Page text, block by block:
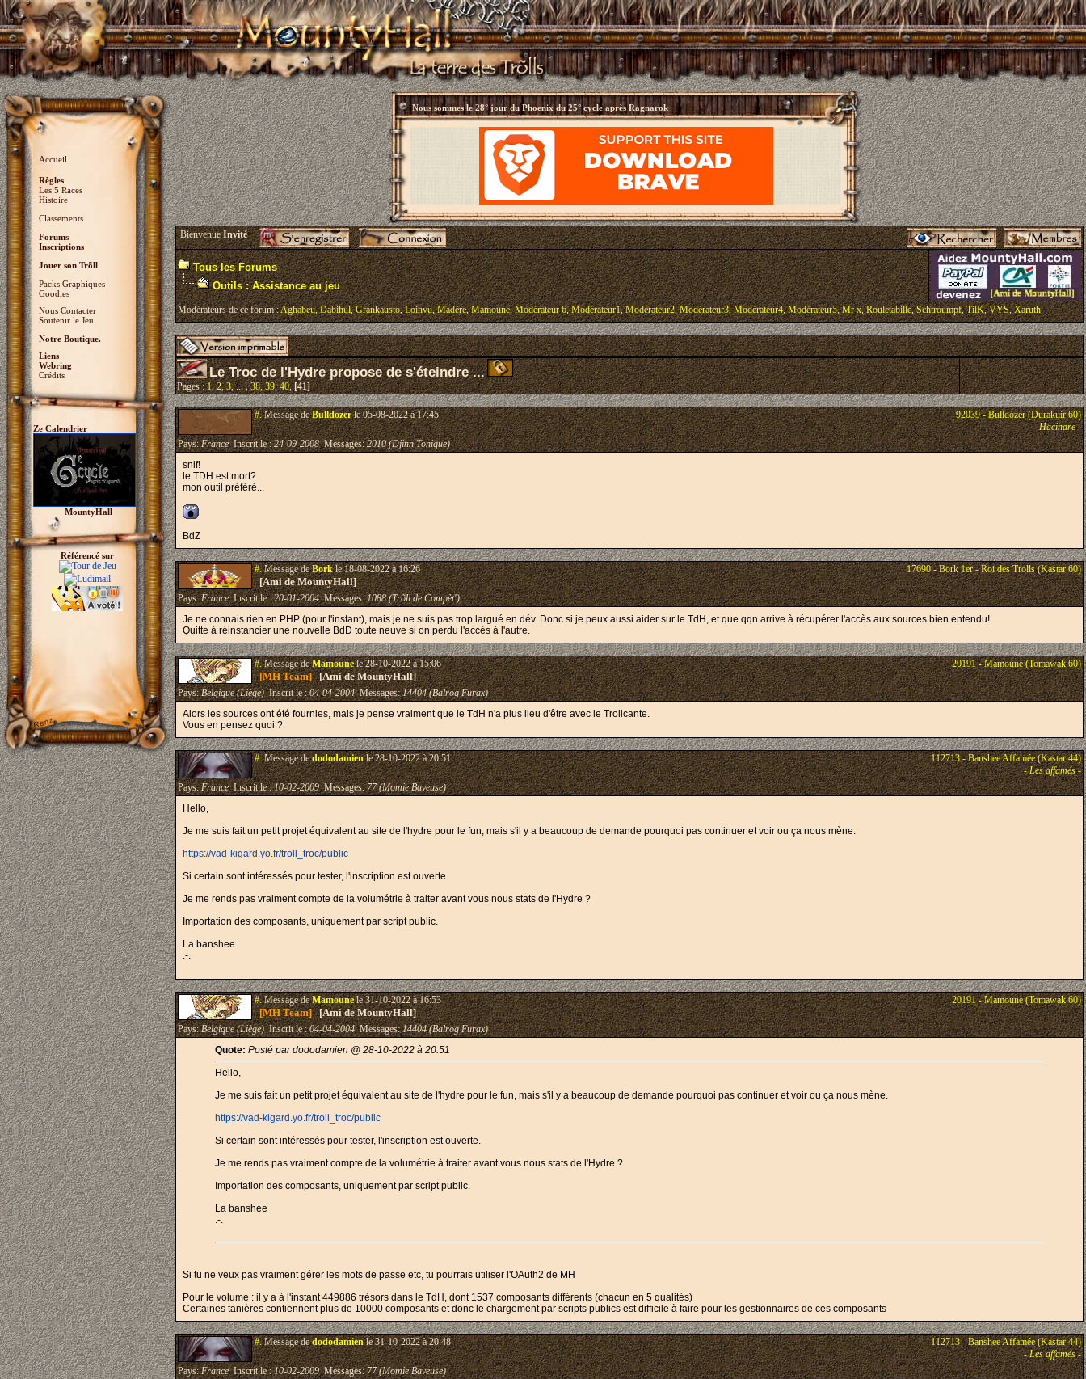
Accueil
Règles
Les 5 Races
Histoire
Classements
Forums
Inscriptions
Jouer son Trõll
Packs Graphiques
Goodies
Nous Contacter
Soutenir le Jeu.
Notre Boutique.
Liens
Webring
Crédits
Ze Calendrier
MountyHall
Référencé sur
Nous sommes le28° jour du Phoenix du 25° cycle après Ragnarok
BienvenueInvité
Tous les Forums
Outils : Assistance au jeu
Modérateurs de ce forum :Aghabeu,Dabihul,Grankausto,Loinvu,Madère,Mamoune,Modérateur 6,Modérateur1,Modérateur2,Modérateur3,Modérateur4,Modérateur5,Mr x,Rouletabille,Schtroumpf,TilK,VYS,Xaruth
Le Troc de l'Hydre propose de s'éteindre ...
Pages :1,2,3, ... ,38,39,40,[41]
#.Message deBulldozerle 05-08-2022 à 17:45
92039 - Bulldozer (Durakuir 60)
-Hacinare-
Pays:FranceInscrit le :24-09-2008Messages:2010 (Djinn Tonique)
snif!
le TDH est mort?
mon outil préféré...
BdZ
#.Message deBorkle 18-08-2022 à 16:26
[Ami de MountyHall]
17690 - Bork 1er - Roi des Trolls (Kastar 60)
Pays:FranceInscrit le :20-01-2004Messages:1088 (Trõll de Compèt')
Je ne connais rien en PHP (pour l'instant), mais je ne suis pas trop largué en dév. Donc si je peux aussi aider sur le TdH, et que qqn arrive à récupérer l'accès aux sources bien entendu!
Quitte à réinstancier une nouvelle BdD toute neuve si on perdu l'accès à l'autre.
#.Message deMamounele 28-10-2022 à 15:06
[MH Team][Ami de MountyHall]
20191 - Mamoune (Tomawak 60)
Pays:Belgique (Liège)Inscrit le :04-04-2004Messages:14404 (Balrog Furax)
Alors les sources ont été fournies, mais je pense vraiment que le TdH n'a plus lieu d'être avec le Trollcante.
Vous en pensez quoi ?
#.Message dedododamienle 28-10-2022 à 20:51
112713 - Banshee Affamée (Kastar 44)
-Les affamés-
Pays:FranceInscrit le :10-02-2009Messages:77 (Momie Baveuse)
Hello,
Je me suis fait un petit projet équivalent au site de l'hydre pour le fun, mais s'il y a beaucoup de demande pourquoi pas continuer et voir ou ça nous mène.
https://vad-kigard.yo.fr/troll_troc/public
Si certain sont intéressés pour tester, l'inscription est ouverte.
Je me rends pas vraiment compte de la volumétrie à traiter avant vous nous stats de l'Hydre ?
Importation des composants, uniquement par script public.
La banshee
.-.
#.Message deMamounele 31-10-2022 à 16:53
[MH Team][Ami de MountyHall]
20191 - Mamoune (Tomawak 60)
Pays:Belgique (Liège)Inscrit le :04-04-2004Messages:14404 (Balrog Furax)
Quote: Posté par dododamien @ 28-10-2022 à 20:51
Hello,
Je me suis fait un petit projet équivalent au site de l'hydre pour le fun, mais s'il y a beaucoup de demande pourquoi pas continuer et voir ou ça nous mène.
https://vad-kigard.yo.fr/troll_troc/public
Si certain sont intéressés pour tester, l'inscription est ouverte.
Je me rends pas vraiment compte de la volumétrie à traiter avant vous nous stats de l'Hydre ?
Importation des composants, uniquement par script public.
La banshee
.-.
Si tu ne veux pas vraiment gérer les mots de passe etc, tu pourrais utiliser l'OAuth2 de MH
Pour le volume : il y a à l'instant 449886 trésors dans le TdH, dont 1537 composants différents (chacun en 5 qualités)
Certaines tanières contiennent plus de 10000 composants et donc le chargement par scripts publics est difficile à faire pour les gestionnaires de ces composants
#.Message dedododamienle 31-10-2022 à 20:48
112713 - Banshee Affamée (Kastar 44)
-Les affamés-
Pays:FranceInscrit le :10-02-2009Messages:77 (Momie Baveuse)